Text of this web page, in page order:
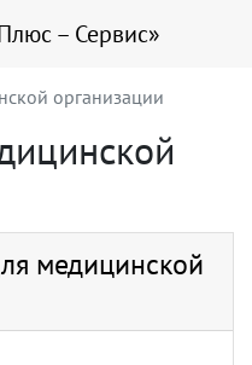
– Сервис»
организации
медицинской